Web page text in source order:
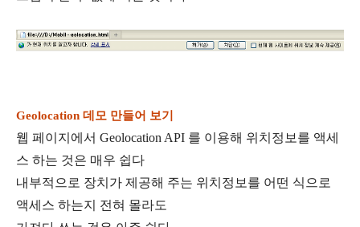
Geolocation 데모 만들어 보기
웹 페이지에서 Geolocation API 를 이용해 위치정보를 액세
스 하는 것은 매우 쉽다
내부적으로 장치가 제공해 주는 위치정보를 어떤 식으로
액세스 하는지 전혀 몰라도